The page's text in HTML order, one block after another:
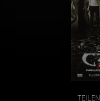
TEILEN